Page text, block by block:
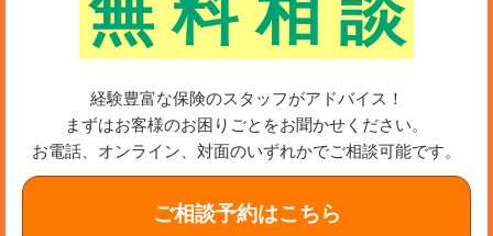
無 料 相 談
経験豊富な保険のスタッフがアドバイス！
まずはお客様のお困りごとをお聞かせください。
お電話、オンライン、対面のいずれかでご相談可能です。
ご相談予約はこちら